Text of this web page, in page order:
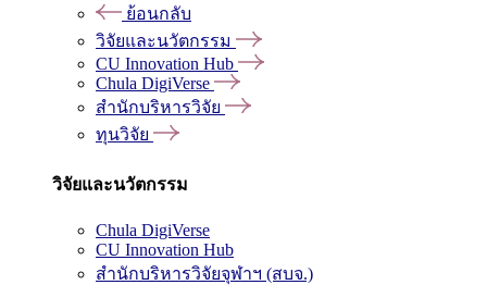
ย้อนกลับ
วิจัยและนวัตกรรม
CU Innovation Hub
Chula DigiVerse
สำนักบริหารวิจัย
ทุนวิจัย
วิจัยและนวัตกรรม
Chula DigiVerse
CU Innovation Hub
สำนักบริหารวิจัยจุฬาฯ (สบจ.)